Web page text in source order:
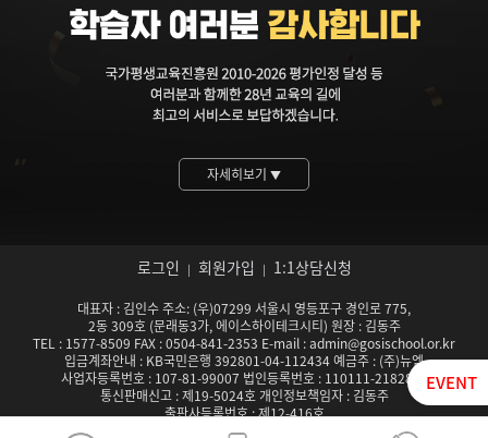
EVENT
자세히보기 ▼
로그인 | 회원가입 | 1:1상담신청
대표자 : 김인수 주소: (우)07299 서울시 영등포구 경인로 775,
2동 309호 (문래동3가, 에이스하이테크시티) 원장 : 김동주
TEL : 1577-8509 FAX : 0504-841-2353 E-mail : admin@gosischool.or.kr
입금계좌안내 : KB국민은행 392801-04-112434 예금주 : (주)뉴엠
사업자등록번호 : 107-81-99007 법인등록번호 : 110111-2182824
통신판매신고 : 제19-5024호 개인정보책임자 : 김동주
출판사등록번호 : 제12-416호
서울특별시남부교육청 평생교육시설 등록기관 제142호